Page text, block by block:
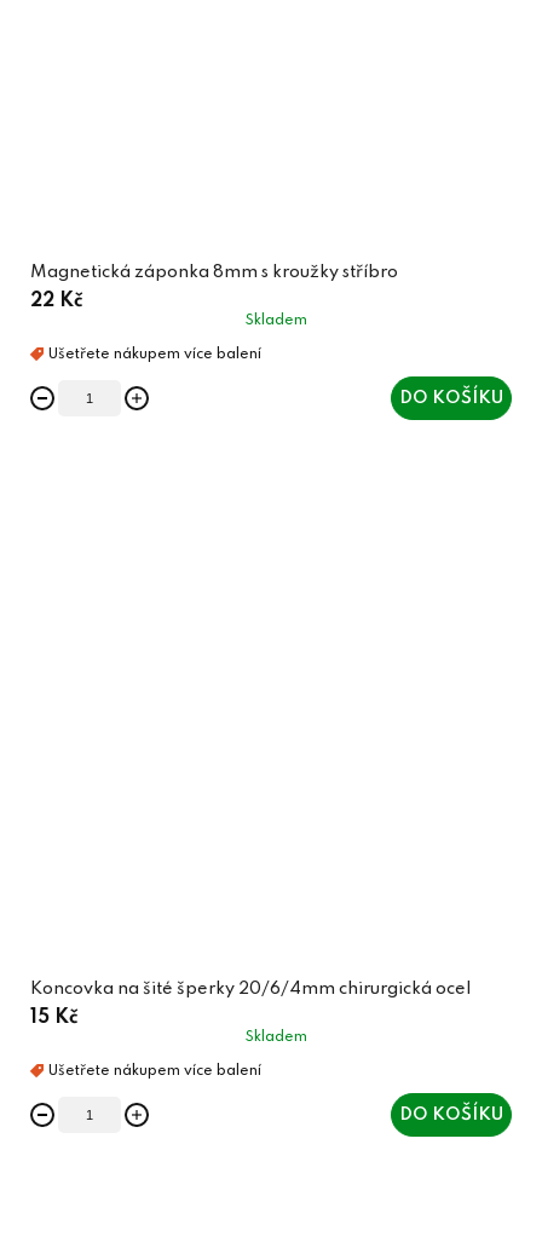
Magnetická záponka 8mm s kroužky stříbro
22 Kč
Skladem
DO KOŠÍKU
Koncovka na šité šperky 20/6/4mm chirurgická ocel
15 Kč
Skladem
DO KOŠÍKU